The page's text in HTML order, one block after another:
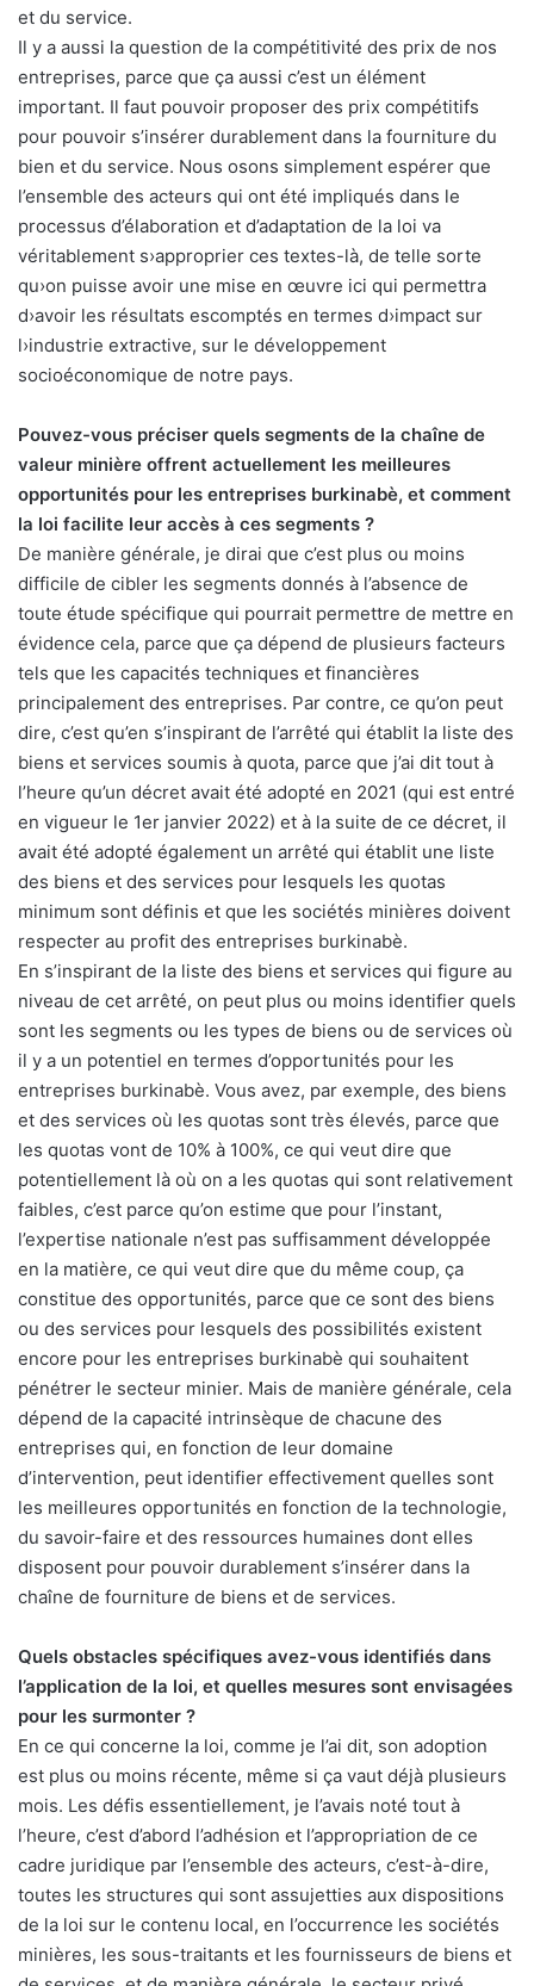
et du service.
Il y a aussi la question de la compétitivité des prix de nos
entreprises, parce que ça aussi c’est un élément
important. Il faut pouvoir proposer des prix compétitifs
pour pouvoir s’insérer durablement dans la fourniture du
bien et du service. Nous osons simplement espérer que
l’ensemble des acteurs qui ont été impliqués dans le
processus d’élaboration et d’adaptation de la loi va
véritablement s›approprier ces textes-là, de telle sorte
qu›on puisse avoir une mise en œuvre ici qui permettra
d›avoir les résultats escomptés en termes d›impact sur
l›industrie extractive, sur le développement
socioéconomique de notre pays.
Pouvez-vous préciser quels segments de la chaîne de
valeur minière offrent actuellement les meilleures
opportunités pour les entreprises burkinabè, et comment
la loi facilite leur accès à ces segments ?
De manière générale, je dirai que c’est plus ou moins
difficile de cibler les segments donnés à l’absence de
toute étude spécifique qui pourrait permettre de mettre en
évidence cela, parce que ça dépend de plusieurs facteurs
tels que les capacités techniques et financières
principalement des entreprises. Par contre, ce qu’on peut
dire, c’est qu’en s’inspirant de l’arrêté qui établit la liste des
biens et services soumis à quota, parce que j’ai dit tout à
l’heure qu’un décret avait été adopté en 2021 (qui est entré
en vigueur le 1er janvier 2022) et à la suite de ce décret, il
avait été adopté également un arrêté qui établit une liste
des biens et des services pour lesquels les quotas
minimum sont définis et que les sociétés minières doivent
respecter au profit des entreprises burkinabè.
En s’inspirant de la liste des biens et services qui figure au
niveau de cet arrêté, on peut plus ou moins identifier quels
sont les segments ou les types de biens ou de services où
il y a un potentiel en termes d’opportunités pour les
entreprises burkinabè. Vous avez, par exemple, des biens
et des services où les quotas sont très élevés, parce que
les quotas vont de 10% à 100%, ce qui veut dire que
potentiellement là où on a les quotas qui sont relativement
faibles, c’est parce qu’on estime que pour l’instant,
l’expertise nationale n’est pas suffisamment développée
en la matière, ce qui veut dire que du même coup, ça
constitue des opportunités, parce que ce sont des biens
ou des services pour lesquels des possibilités existent
encore pour les entreprises burkinabè qui souhaitent
pénétrer le secteur minier. Mais de manière générale, cela
dépend de la capacité intrinsèque de chacune des
entreprises qui, en fonction de leur domaine
d’intervention, peut identifier effectivement quelles sont
les meilleures opportunités en fonction de la technologie,
du savoir-faire et des ressources humaines dont elles
disposent pour pouvoir durablement s’insérer dans la
chaîne de fourniture de biens et de services.
Quels obstacles spécifiques avez-vous identifiés dans
l’application de la loi, et quelles mesures sont envisagées
pour les surmonter ?
En ce qui concerne la loi, comme je l’ai dit, son adoption
est plus ou moins récente, même si ça vaut déjà plusieurs
mois. Les défis essentiellement, je l’avais noté tout à
l’heure, c’est d’abord l’adhésion et l’appropriation de ce
cadre juridique par l’ensemble des acteurs, c’est-à-dire,
toutes les structures qui sont assujetties aux dispositions
de la loi sur le contenu local, en l’occurrence les sociétés
minières, les sous-traitants et les fournisseurs de biens et